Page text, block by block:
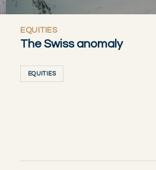
EQUITIES
The Swiss anomaly
EQUITIES